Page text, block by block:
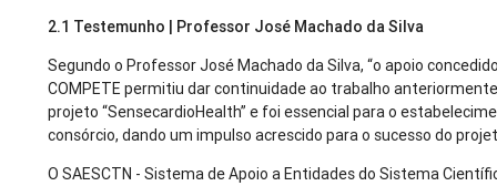
2.1 Testemunho | Professor José Machado da Silva
Segundo o Professor José Machado da Silva, “o apoio
COMPETE permitiu dar continuidade ao trabalho
projeto “SensecardioHealth” e foi essencial para o
consórcio, dando um impulso acrescido para o sucesso do
O SAESCTN - Sistema de Apoio a Entidades do Sistema